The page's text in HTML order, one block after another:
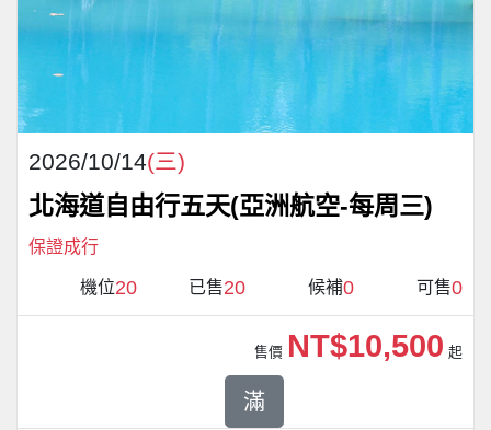
2026/10/14(三)
北海道自由行五天(亞洲航空-每周三)
保證成行
機位20 已售20 候補0 可售0
售價 NT$10,500 起
滿